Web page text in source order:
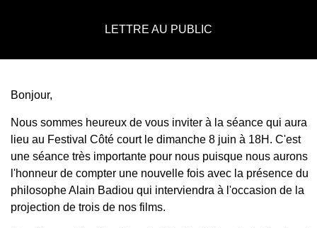
LETTRE AU PUBLIC
Bonjour,
Nous sommes heureux de vous inviter à la séance qui aura
lieu au Festival Côté court le dimanche 8 juin à 18H. C'est
une séance très importante pour nous puisque nous aurons
l'honneur de compter une nouvelle fois avec la présence du
philosophe Alain Badiou qui interviendra à l'occasion de la
projection de trois de nos films.